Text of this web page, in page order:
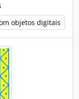
objetos digitais